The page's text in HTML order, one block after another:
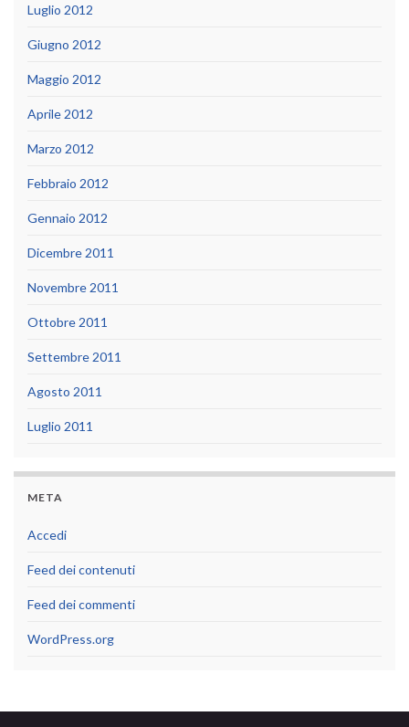
Luglio 2012
Giugno 2012
Maggio 2012
Aprile 2012
Marzo 2012
Febbraio 2012
Gennaio 2012
Dicembre 2011
Novembre 2011
Ottobre 2011
Settembre 2011
Agosto 2011
Luglio 2011
META
Accedi
Feed dei contenuti
Feed dei commenti
WordPress.org